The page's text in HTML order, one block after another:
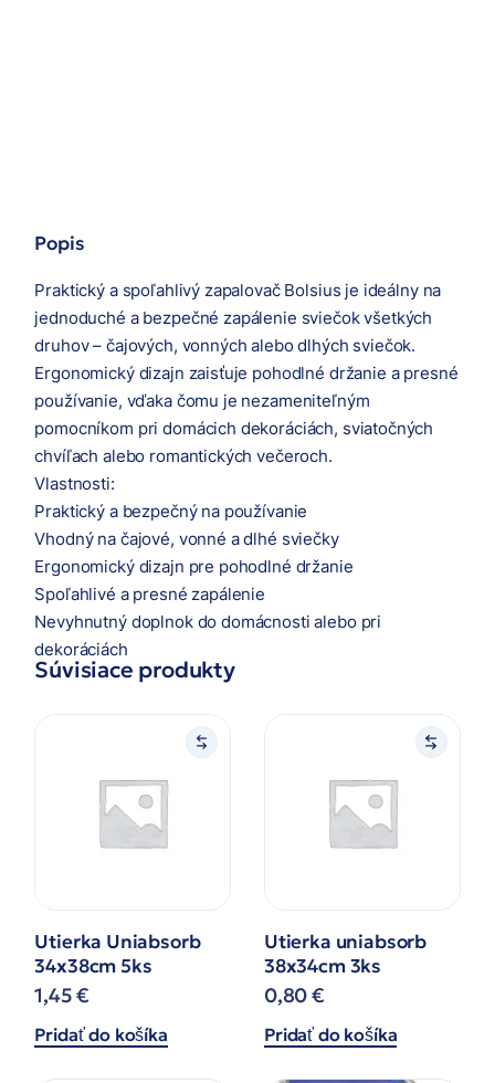
Popis
Praktický a spoľahlivý zapalovač Bolsius je ideálny na
jednoduché a bezpečné zapálenie sviečok všetkých
druhov – čajových, vonných alebo dlhých sviečok.
Ergonomický dizajn zaisťuje pohodlné držanie a presné
používanie, vďaka čomu je nezameniteľným
pomocníkom pri domácich dekoráciách, sviatočných
chvíľach alebo romantických večeroch.
Vlastnosti:
Praktický a bezpečný na používanie
Vhodný na čajové, vonné a dlhé sviečky
Ergonomický dizajn pre pohodlné držanie
Spoľahlivé a presné zapálenie
Nevyhnutný doplnok do domácnosti alebo pri
dekoráciách
Súvisiace produkty
Utierka Uniabsorb
34x38cm 5ks
1,45€
Pridať do košíka
Utierka uniabsorb
38x34cm 3ks
0,80€
Pridať do košíka